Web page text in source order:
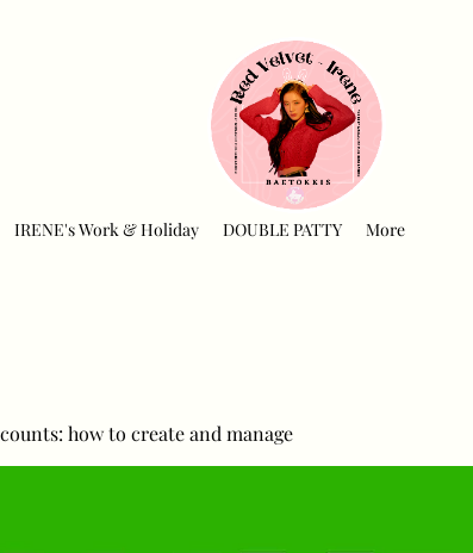
IRENE's Work & Holiday DOUBLE PATTY More
how to create and manage